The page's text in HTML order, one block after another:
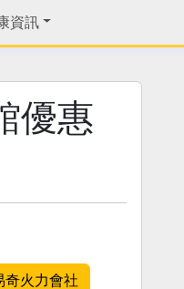
資訊
優惠
奇火力會社